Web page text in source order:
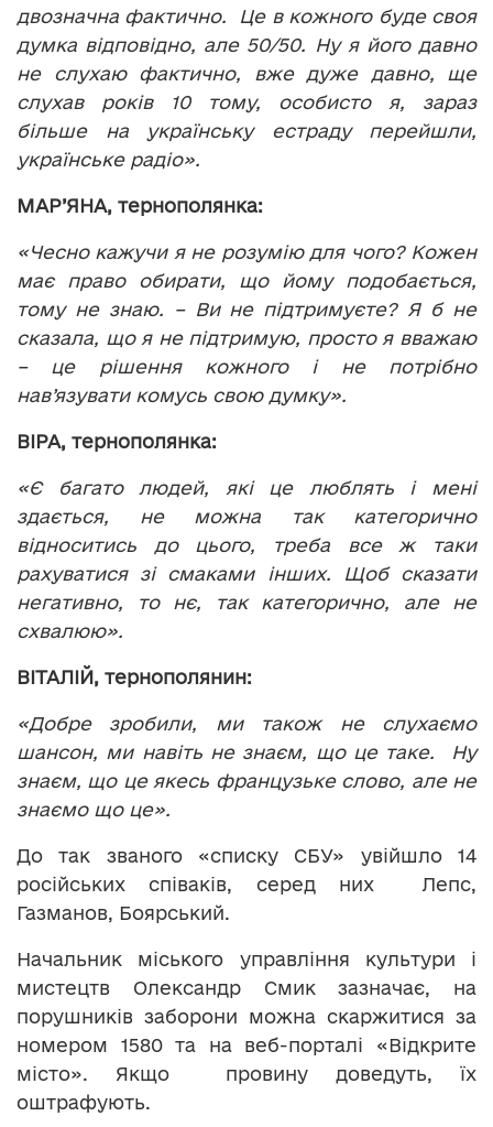
двозначна фактично. Це в кожного буде своя
думка відповідно, але 50/50. Ну я його давно
не слухаю фактично, вже дуже давно, ще
слухав років 10 тому, особисто я, зараз
більше на українську естраду перейшли,
українське радіо».
МАР’ЯНА, тернополянка:
«Чесно кажучи я не розумію для чого? Кожен
має право обирати, що йому подобається,
тому не знаю. – Ви не підтримуєте? Я б не
сказала, що я не підтримую, просто я вважаю
– це рішення кожного і не потрібно
нав’язувати комусь свою думку».
ВІРА, тернополянка:
«Є багато людей, які це люблять і мені
здається, не можна так категорично
відноситись до цього, треба все ж таки
рахуватися зі смаками інших. Щоб сказати
негативно, то нє, так категорично, але не
схвалюю».
ВІТАЛІЙ, тернополянин:
«Добре зробили, ми також не слухаємо
шансон, ми навіть не знаєм, що це таке. Ну
знаєм, що це якесь французьке слово, але не
знаємо що це».
До так званого «списку СБУ» увійшло 14
російських співаків, серед них Лепс,
Газманов, Боярський.
Начальник міського управління культури і
мистецтв Олександр Смик зазначає, на
порушників заборони можна скаржитися за
номером 1580 та на веб-порталі «Відкрите
місто». Якщо провину доведуть, їх
оштрафують.